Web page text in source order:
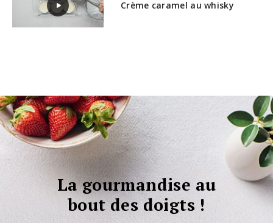
Crème caramel au whisky
La gourmandise au
bout des doigts !